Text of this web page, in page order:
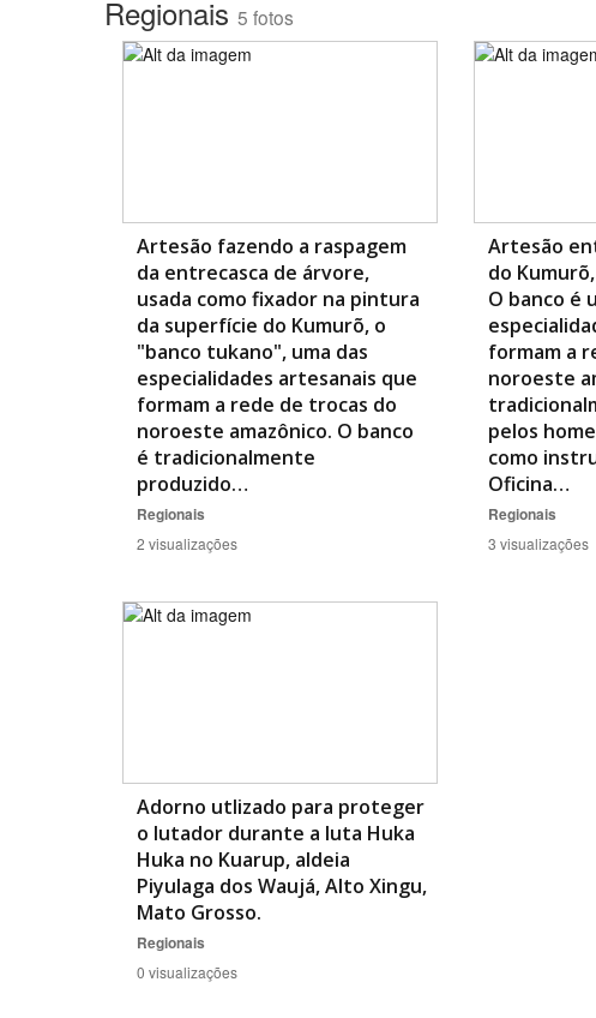
Regionais 5 fotos
Artesão fazendo a raspagem
da entrecasca de árvore,
usada como fixador na pintura
da superfície do Kumurõ, o
"banco tukano", uma das
especialidades artesanais que
formam a rede de trocas do
noroeste amazônico. O banco
é tradicionalmente
produzido…
Regionais
2 visualizações
Artesão
do
O banco é
formam a
noroeste
pelos
como
Oficina…
Regionais
3 visualizações
Adorno utlizado para proteger
o lutador durante a luta Huka
Huka no Kuarup, aldeia
Piyulaga dos Waujá, Alto Xingu,
Mato Grosso.
Regionais
0 visualizações